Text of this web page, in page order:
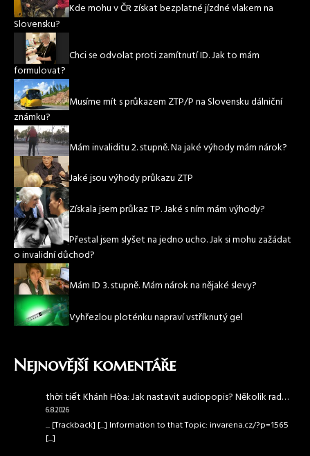
Kde mohu v ČR získat bezplatné jízdné vlakem na
Slovensku?
Chci se odvolat proti zamítnutí ID. Jak to mám
formulovat?
Musíme mít s průkazem ZTP/P na Slovensku dálniční
známku?
Mám invaliditu 2. stupně. Na jaké výhody mám nárok?
Jaké jsou výhody průkazu ZTP
Získala jsem průkaz TP. Jaké s ním mám výhody?
Přestal jsem slyšet na jedno ucho. Jak si mohu zažádat
o invalidní důchod?
Mám ID 3. stupně. Mám nárok na nějaké slevy?
Vyhřezlou ploténku napraví vstříknutý gel
Nejnovější komentáře
thời tiết Khánh Hòa:Jak nastavit audiopopis? Několik rad…
6.8.2026
... [Trackback] [...] Information to that Topic: invarena.cz/?p=1565
[...]